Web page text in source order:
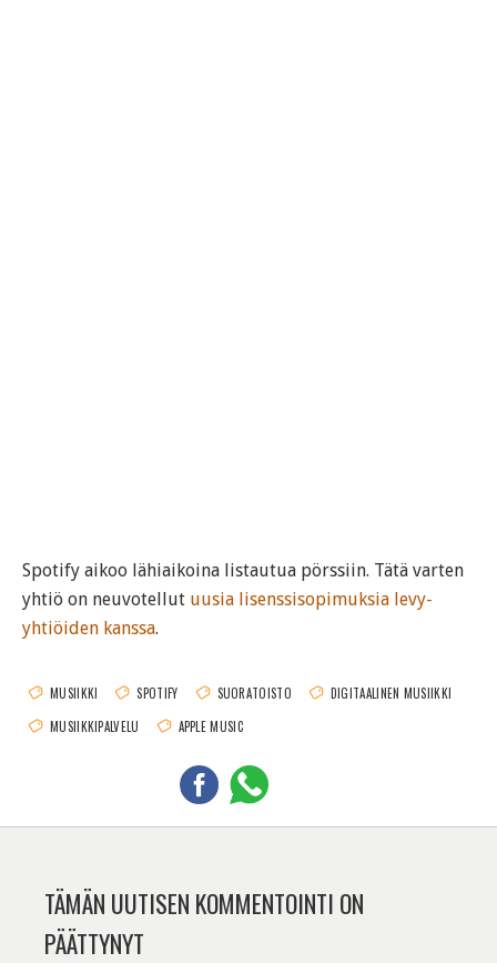
Spotify aikoo lähiaikoina listautua pörssiin. Tätä varten
yhtiö on neuvotellut uusia lisenssisopimuksia levy-
yhtiöiden kanssa.
MUSIIKKI SPOTIFY SUORATOISTO
DIGITAALINEN MUSIIKKI
MUSIIKKIPALVELU
APPLE MUSIC
TÄMÄN UUTISEN KOMMENTOINTI ON
PÄÄTTYNYT